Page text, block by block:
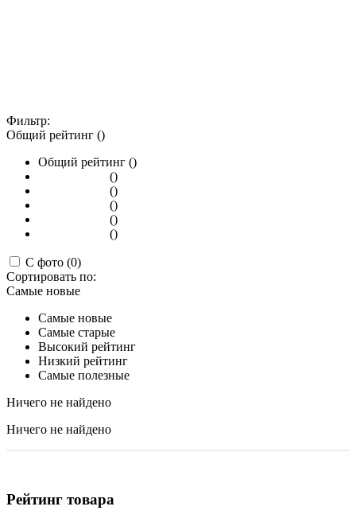
Фильтр:
Общий рейтинг ()
Общий рейтинг ()
()
()
()
()
()
С фото (0)
Сортировать по:
Самые новые
Самые новые
Самые старые
Высокий рейтинг
Низкий рейтинг
Самые полезные
Ничего не найдено
Ничего не найдено
Рейтинг товара